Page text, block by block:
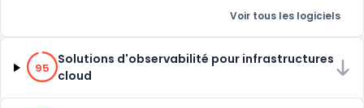
Voir tous les logiciels
95% de compatibilité
95
Solutions d'observabilité pour infrastructures
cloud